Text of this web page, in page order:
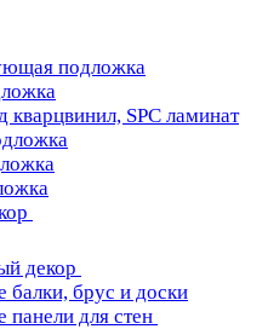
подложка
SPC ламинат
декор
балки, брус и доски
панели для стен